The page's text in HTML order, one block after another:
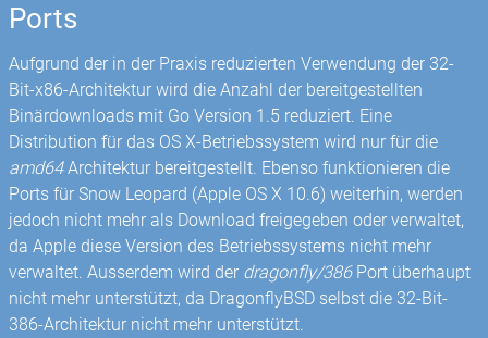
Ports
Aufgrund der in der Praxis reduzierten Verwendung der 32-
Bit-x86-Architektur wird die Anzahl der bereitgestellten
Binärdownloads mit Go Version 1.5 reduziert. Eine
Distribution für das OS X-Betriebssystem wird nur für die
amd64Architektur bereitgestellt. Ebenso funktionieren die
Ports für Snow Leopard (Apple OS X 10.6) weiterhin, werden
jedoch nicht mehr als Download freigegeben oder verwaltet,
da Apple diese Version des Betriebssystems nicht mehr
verwaltet. Ausserdem wird der dragonfly/386Port überhaupt
nicht mehr unterstützt, da DragonflyBSD selbst die 32-Bit-
386-Architektur nicht mehr unterstützt.